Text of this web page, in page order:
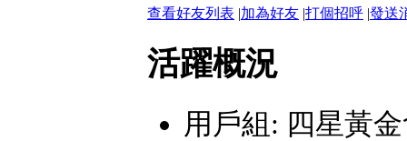
查看好友列表 |加為好友 |打個招呼 |發送
活躍概況
用戶組: 四星黃